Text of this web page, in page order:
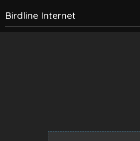
Birdline Internet